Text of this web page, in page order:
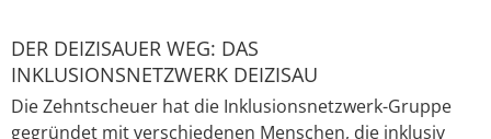
DER DEIZISAUER WEG: DAS
INKLUSIONSNETZWERK DEIZISAU
Die Zehntscheuer hat die Inklusionsnetzwerk-Gruppe
gegründet mit verschiedenen Menschen, die inklusiv